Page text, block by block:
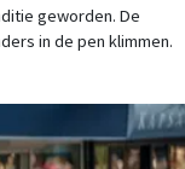
geworden. De
in de pen klimmen.